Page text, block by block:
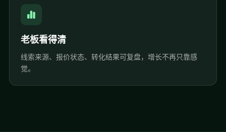
老板看得清
线索来源、报价状态、转化结果可复盘，增长不再只靠感
觉。